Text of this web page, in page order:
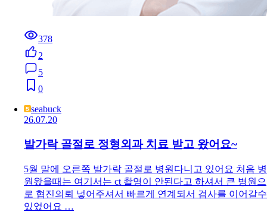
378
2
5
0
seabuck
26.07.20
발가락 골절로 정형외과 치료 받고 왔어요~
5월 말에 오른쪽 발가락 골절로 병원다니고 있어요 처음 병
원왔을때는 여기서는 ct 촬영이 안된다고 하셔서 큰 병원으
로 협진의뢰 넣어주셔서 빠르게 연계되서 검사를 이어갈수
있었어요 …